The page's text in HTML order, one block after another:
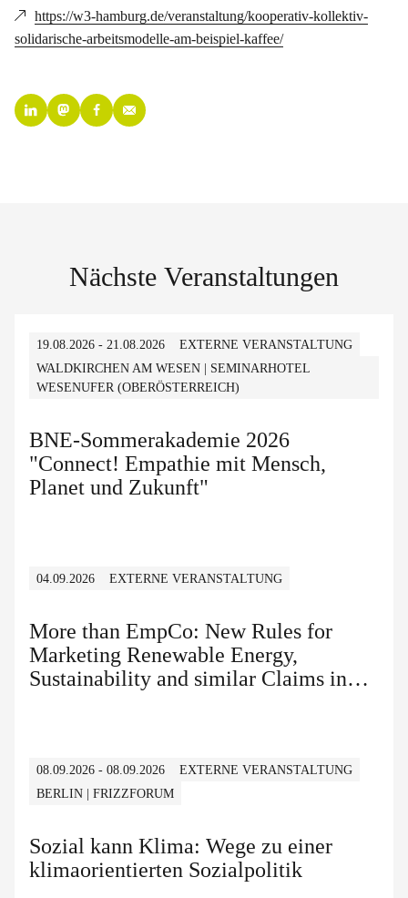
https://w3-hamburg.de/veranstaltung/kooperativ-kollektiv-
solidarische-arbeitsmodelle-am-beispiel-kaffee/
Nächste Veranstaltungen
19.08.2026 - 21.08.2026
EXTERNE VERANSTALTUNG
WALDKIRCHEN AM WESEN | SEMINARHOTEL
WESENUFER (OBERÖSTERREICH)
BNE-Sommerakademie 2026
"Connect! Empathie mit Mensch,
Planet und Zukunft"
04.09.2026 EXTERNE VERANSTALTUNG
More than EmpCo: New Rules for
Marketing Renewable Energy,
Sustainability and similar Claims in
08.09.2026 - 08.09.2026
EXTERNE VERANSTALTUNG
BERLIN | FRIZZFORUM
Sozial kann Klima: Wege zu einer
klimaorientierten Sozialpolitik